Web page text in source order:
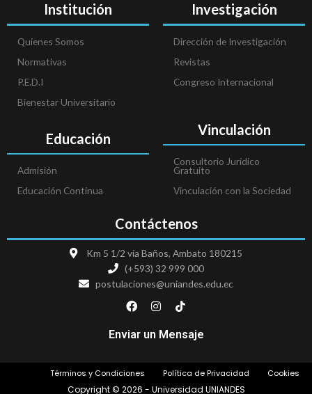
Institución
Quienes Somos
Normativas
P.E.D.I
Bienestar Universitario
Educación
Admisión
Educación Continua
Investigación
Dirección de Investigación
Revistas
Congreso Internacional
Vinculación
Consultorio Jurídico
Gratuito
Vinculación con la Sociedad
Contáctenos
Km 5 1/2 vía Baños, Ambato 180215
(+593) 32 999 000
postulaciones@uniandes.edu.ec
F
a
e
o
k
I
n
t
r
m
T
i
t
Enviar un Mensaje
Copyright © 2026 - Universidad UNIANDES
Términos y Condiciones Política de Privacidad Cookies